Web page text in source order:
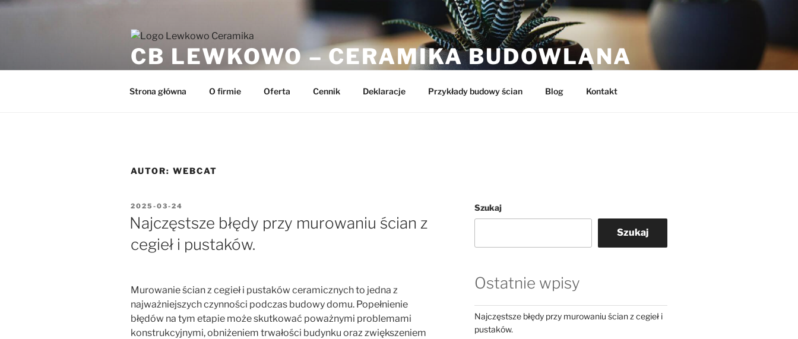
Przejdź
CB LEWKOWO – CERAMIKA BUDOWLANA
Strona główna O firmie Oferta Cennik Deklaracje Przykłady budowy ścian Blog Kontakt
AUTOR: WEBCAT
OPUBLIKOWANE
W
2025-03-24
Najczęstsze błędy przy murowaniu ścian z
cegieł i pustaków.
Murowanie ścian z cegieł i pustaków ceramicznych to jedna z
najważniejszych czynności podczas budowy domu. Popełnienie
błędów na tym etapie może skutkować poważnymi problemami
konstrukcyjnymi, obniżeniem trwałości budynku oraz zwiększeniem
Szukaj
Szukaj
Ostatnie wpisy
Najczęstsze błędy przy murowaniu ścian z cegieł i
pustaków.